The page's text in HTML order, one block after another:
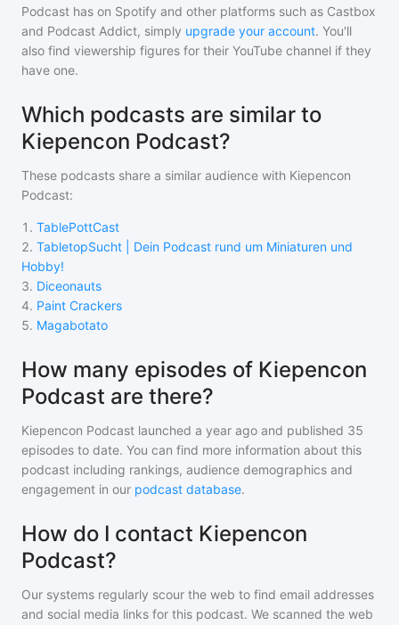
Podcast has on Spotify and other platforms such as Castbox
and Podcast Addict, simply upgrade your account. You'll
also find viewership figures for their YouTube channel if they
have one.
Which podcasts are similar to
Kiepencon Podcast?
These podcasts share a similar audience with Kiepencon
Podcast:
1 . TablePottCast
2. TabletopSucht | Dein Podcast rund um Miniaturen und
Hobby!
3. Diceonauts
4. Paint Crackers
5. Magabotato
How many episodes of Kiepencon
Podcast are there?
Kiepencon Podcast launched a year ago and published 35
episodes to date. You can find more information about this
podcast including rankings, audience demographics and
engagement in our podcast database.
How do I contact Kiepencon
Podcast?
Our systems regularly scour the web to find email addresses
and social media links for this podcast. We scanned the web